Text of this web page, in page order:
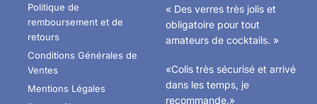
Politique de
remboursement et de
retours
Conditions Générales de
Ventes
Mentions Légales
« Des verres très jolis et
obligatoire pour tout
amateurs de cocktails. »
«Colis très sécurisé et arrivé
dans les temps, je
recommande.»